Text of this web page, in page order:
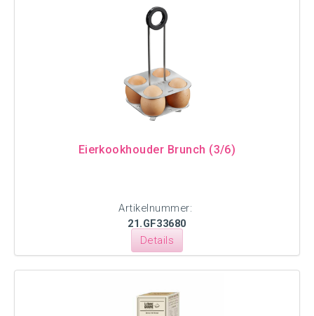
Eierkookhouder Brunch (3/6)
Artikelnummer:
21.GF33680
Details